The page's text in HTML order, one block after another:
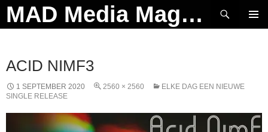
Ga
naar
MAD Media Magazine
Zoeken
ACID NIMF3
1 SEPTEMBER 2020 2560 × 2560
ELKE DAG EEN NIEUWE
SINGLE RELEASE